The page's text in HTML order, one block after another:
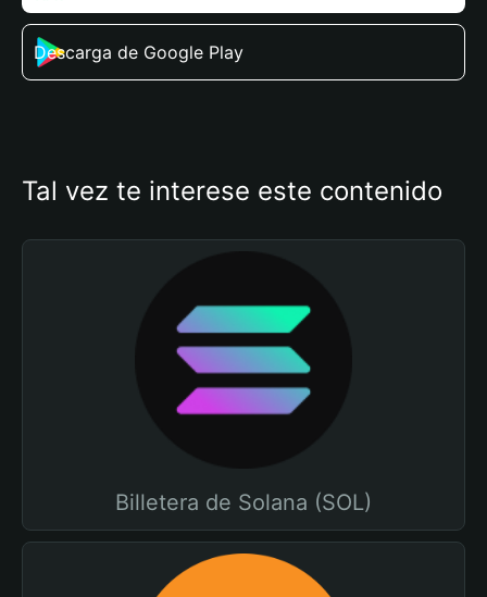
Descarga de Google Play
Tal vez te interese este contenido
Billetera de Solana (SOL)